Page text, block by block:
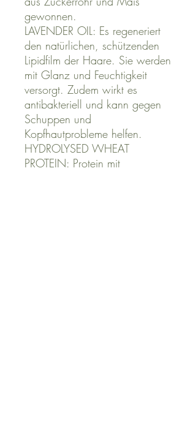
gewonnen.
LAVENDER OIL: Es regeneriert
den natürlichen, schützenden
Lipidfilm der Haare. Sie werden
mit Glanz und Feuchtigkeit
versorgt. Zudem wirkt es
antibakteriell und kann gegen
Schuppen und
Kopfhautprobleme helfen.
HYDROLYSED WHEAT
PROTEIN: Protein mit